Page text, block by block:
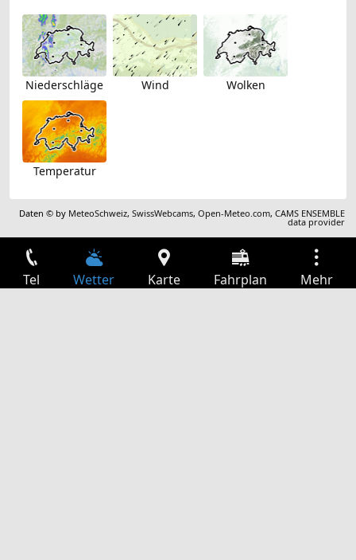
Niederschläge Wind Wolken
Temperatur
Daten © by MeteoSchweiz,SwissWebcams,Open-Meteo.com,CAMS ENSEMBLE
data provider
Tel Wetter Karte Fahrplan Mehr